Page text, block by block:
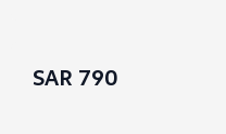
790 SAR